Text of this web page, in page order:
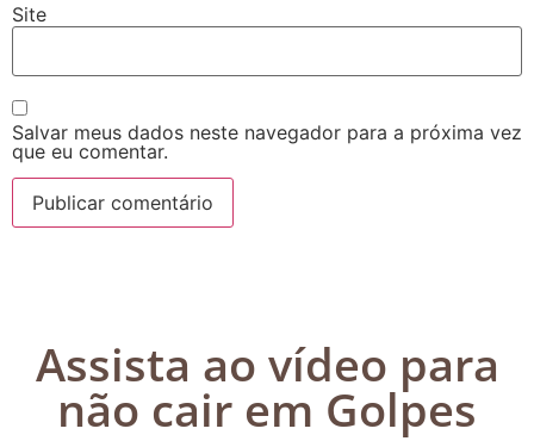
Site
Salvar meus dados neste navegador para a próxima vez
que eu comentar.
Assista ao vídeo para
não cair em Golpes